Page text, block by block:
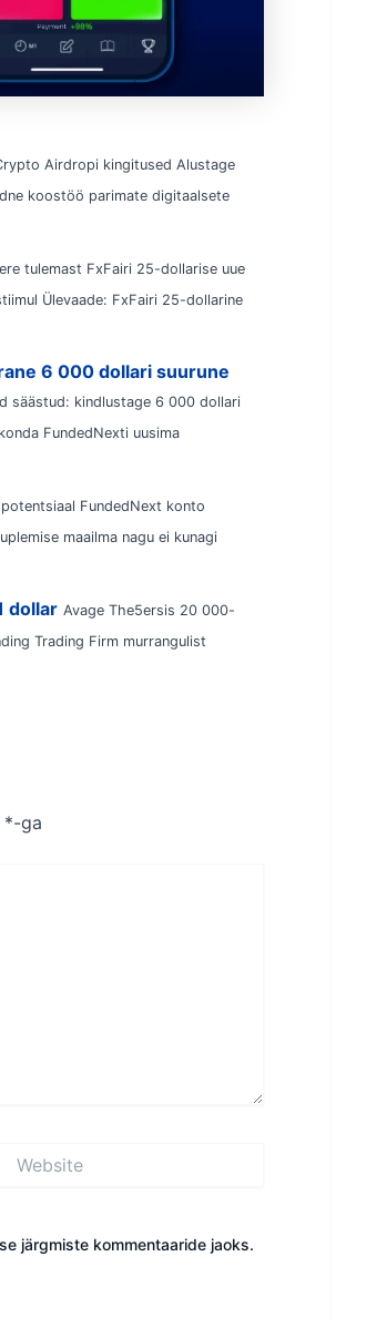
Airdropi kingitused Alustage
koostöö parimate digitaalsete
tulemast FxFairi 25-dollarise uue
Ülevaade: FxFairi 25-dollarine
6 000 dollari suurune
säästud: kindlustage 6 000 dollari
FundedNexti uusima
FundedNext konto
maailma nagu ei kunagi
dollar Avage The5ersis 20 000-
Trading Firm murrangulist
*-ga
järgmiste kommentaaride jaoks.